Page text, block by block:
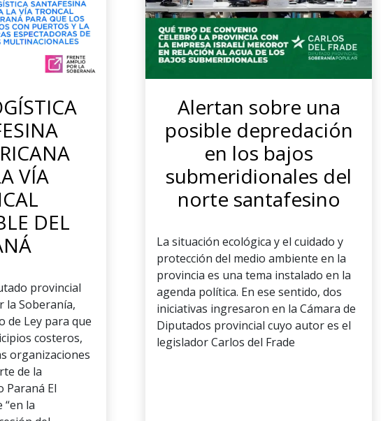
VÍA
DEL
provincial
la Soberanía,
de Ley para que
costeros,
organizaciones
de la
Paraná El
la
Alertan sobre una
posible depredación
en los bajos
submeridionales del
norte santafesino
La situación ecológica y el cuidado y
protección del medio ambiente en la
provincia es una tema instalado en la
agenda política. En ese sentido, dos
iniciativas ingresaron en la Cámara de
Diputados provincial cuyo autor es el
legislador Carlos del Frade